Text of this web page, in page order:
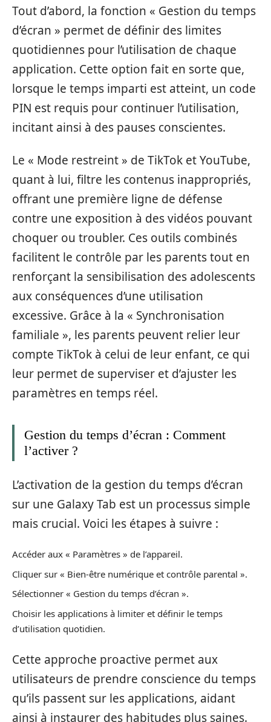
Tout d’abord, la fonction « Gestion du temps
d’écran » permet de définir des limites
quotidiennes pour l’utilisation de chaque
application. Cette option fait en sorte que,
lorsque le temps imparti est atteint, un code
PIN est requis pour continuer l’utilisation,
incitant ainsi à des pauses conscientes.
Le « Mode restreint » de TikTok et YouTube,
quant à lui, filtre les contenus inappropriés,
offrant une première ligne de défense
contre une exposition à des vidéos pouvant
choquer ou troubler. Ces outils combinés
facilitent le contrôle par les parents tout en
renforçant la sensibilisation des adolescents
aux conséquences d’une utilisation
excessive. Grâce à la « Synchronisation
familiale », les parents peuvent relier leur
compte TikTok à celui de leur enfant, ce qui
leur permet de superviser et d’ajuster les
paramètres en temps réel.
Gestion du temps d’écran : Comment
l’activer ?
L’activation de la gestion du temps d’écran
sur une Galaxy Tab est un processus simple
mais crucial. Voici les étapes à suivre :
Accéder aux « Paramètres » de l’appareil.
Cliquer sur « Bien-être numérique et contrôle parental ».
Sélectionner « Gestion du temps d’écran ».
Choisir les applications à limiter et définir le temps
d’utilisation quotidien.
Cette approche proactive permet aux
utilisateurs de prendre conscience du temps
qu’ils passent sur les applications, aidant
ainsi à instaurer des habitudes plus saines.